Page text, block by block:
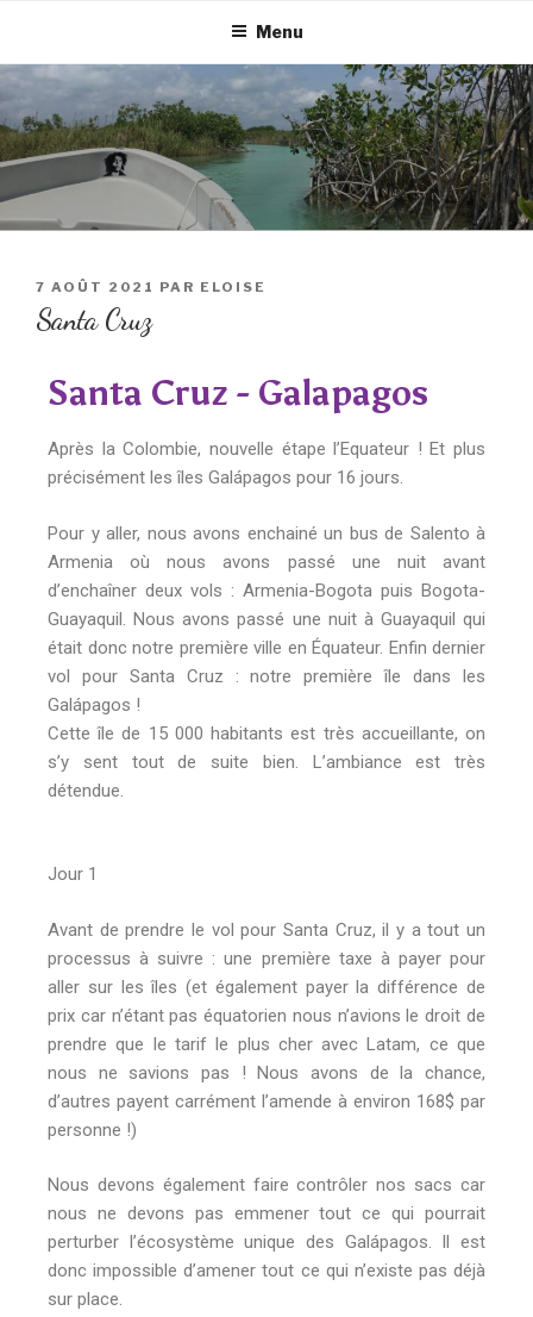
Menu
7 AOÛT 2021 PAR ELOISE
Santa Cruz
Santa Cruz - Galapagos
Après la Colombie, nouvelle étape l’Equateur ! Et plus
précisément les îles Galápagos pour 16 jours.
Pour y aller, nous avons enchainé un bus de Salento à
Armenia où nous avons passé une nuit avant
d’enchaîner deux vols : Armenia-Bogota puis Bogota-
Guayaquil. Nous avons passé une nuit à Guayaquil qui
était donc notre première ville en Équateur. Enfin dernier
vol pour Santa Cruz : notre première île dans les
Galápagos !
Cette île de 15 000 habitants est très accueillante, on
s’y sent tout de suite bien. L’ambiance est très
détendue.
Jour 1
Avant de prendre le vol pour Santa Cruz, il y a tout un
processus à suivre : une première taxe à payer pour
aller sur les îles (et également payer la différence de
prix car n’étant pas équatorien nous n’avions le droit de
prendre que le tarif le plus cher avec Latam, ce que
nous ne savions pas ! Nous avons de la chance,
d’autres payent carrément l’amende à environ 168$ par
personne !)
Nous devons également faire contrôler nos sacs car
nous ne devons pas emmener tout ce qui pourrait
perturber l’écosystème unique des Galápagos. Il est
donc impossible d’amener tout ce qui n’existe pas déjà
sur place.